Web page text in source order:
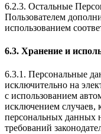
6.2.3. Остальные
Пользователем
использованием
6.3. Хранение и
6.3.1. Персональные
исключительно на
с использованием
исключением случаев,
персональных данных
требований